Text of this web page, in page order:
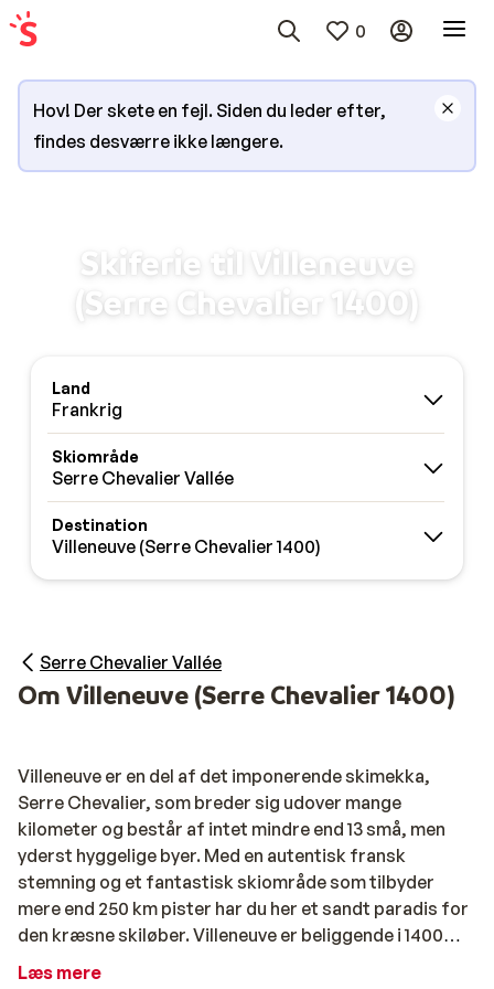
0
Hov! Der skete en fejl. Siden du leder efter,
findes desværre ikke længere.
Skiferie til Villeneuve
(Serre Chevalier 1400)
Land
Frankrig
Skiområde
Serre Chevalier Vallée
Destination
Villeneuve (Serre Chevalier 1400)
Serre Chevalier Vallée
Om Villeneuve (Serre Chevalier 1400)
Villeneuve er en del af det imponerende skimekka,
Serre Chevalier, som breder sig udover mange
kilometer og består af intet mindre end 13 små, men
yderst hyggelige byer. Med en autentisk fransk
stemning og et fantastisk skiområde som tilbyder
mere end 250 km pister har du her et sandt paradis for
den kræsne skiløber. Villeneuve er beliggende i 1400
meters højde, hvilket gør den ganske snesikker, og
Læs mere